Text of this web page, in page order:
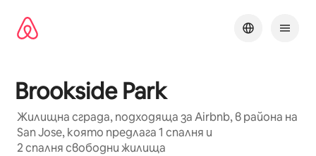
съдържанието
Brookside Park
Жилищна сграда, подходяща за Airbnb, в района на
San Jose, която предлага 1 спалня и
2 спалня свободни жилища